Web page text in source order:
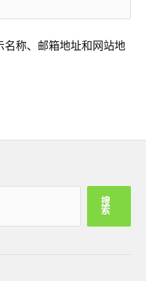
称、邮箱地址和网站地
搜
索